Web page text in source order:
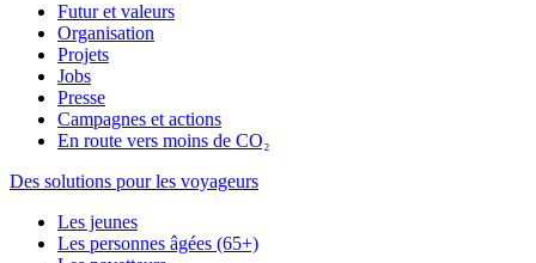
Futur et valeurs
Organisation
Projets
Jobs
Presse
Campagnes et actions
En route vers moins de CO₂
Des solutions pour les voyageurs
Les jeunes
Les personnes âgées (65+)